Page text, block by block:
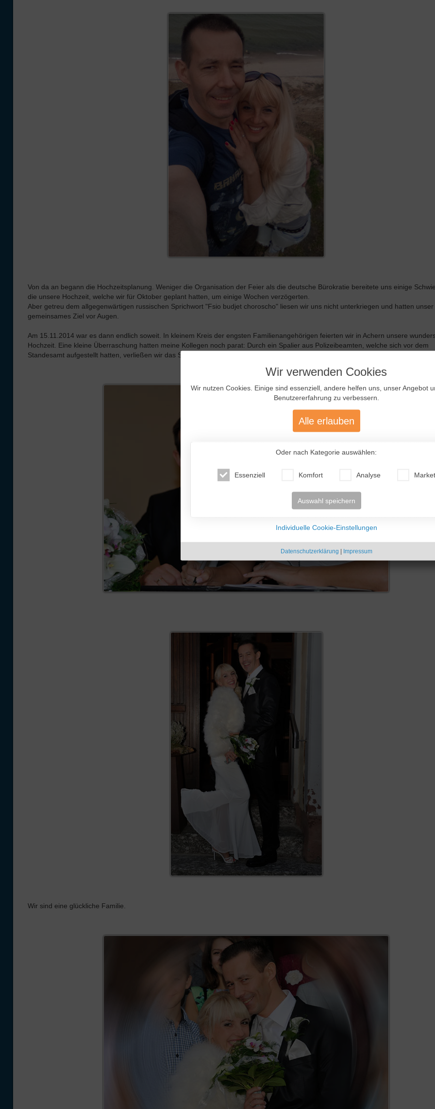
Von da an begann die Hochzeitsplanung. Weniger die Organisation der Feier als die deutsche Bürokratie bereitete uns einige
die unsere Hochzeit, welche wir für Oktober geplant hatten, um einige Wochen verzögerten.
Aber getreu dem allgegenwärtigen russischen Sprichwort "Fsio budjet choroscho" liesen wir uns nicht unterkriegen und hatten unser
gemeinsames Ziel vor Augen.
Am 15.11.2014 war es dann endlich soweit. In kleinem Kreis der engsten Familienangehörigen feierten wir in Achern unsere
Hochzeit. Eine kleine Überraschung hatten meine Kollegen noch parat: Durch ein Spalier aus Polizeibeamten, welche sich vor dem
Standesamt aufgestellt hatten, verließen wir das Standesamt und fuhren im Polizeiwagen als Hochzeitsauto zur Feier.
Wir sind eine glückliche Familie.
Wir verwenden Cookies
Wir nutzen Cookies. Einige sind essenziell, andere helfen uns, unser Angebot
Benutzererfahrung zu verbessern.
Alle erlauben
Oder nach Kategorie auswählen:
Essenziell Komfort Analyse
Auswahl speichern
Individuelle Cookie-Einstellungen
Datenschutzerklärung | Impressum